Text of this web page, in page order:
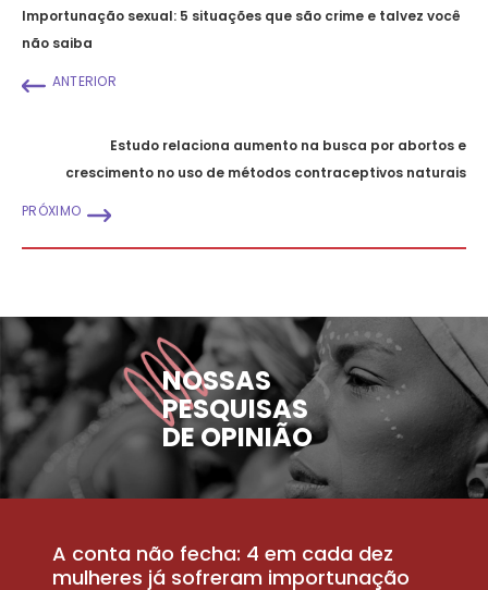
Importunação sexual: 5 situações que são crime e talvez você
não saiba
ANTERIOR
Estudo relaciona aumento na busca por abortos e
crescimento no uso de métodos contraceptivos naturais
PRÓXIMO
NOSSAS
PESQUISAS
DE OPINIÃO
A conta não fecha: 4 em cada dez
mulheres já sofreram importunação